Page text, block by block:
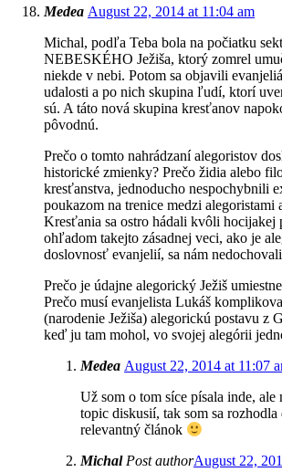
Medea August 22, 2014 at 11:04 am
Michal, podľa Teba bola na počiatku
NEBESKÉHO Ježiša, ktorý zomrel
niekde v nebi. Potom sa objavili
udalosti a po nich skupina ľudí, ktorí
sú. A táto nová skupina kresťanov
pôvodnú.
Prečo o tomto nahrádzaní alegoristov
historické zmienky? Prečo židia alebo
kresťanstva, jednoducho nespochybnili
poukazom na trenice medzi alegoristami
Kresťania sa ostro hádali kvôli hocijakej
ohľadom takejto zásadnej veci, ako je
doslovnosť evanjelií, sa nám
Prečo je údajne alegorický Ježiš
Prečo musí evanjelista Lukáš
(narodenie Ježiša) alegorickú postavu z
keď ju tam mohol, vo svojej alegórii
Medea August 22, 2014 at 11:07
Už som o tom síce písala inde,
topic diskusií, tak som sa
relevantný článok
Michal Post authorAugust 22,